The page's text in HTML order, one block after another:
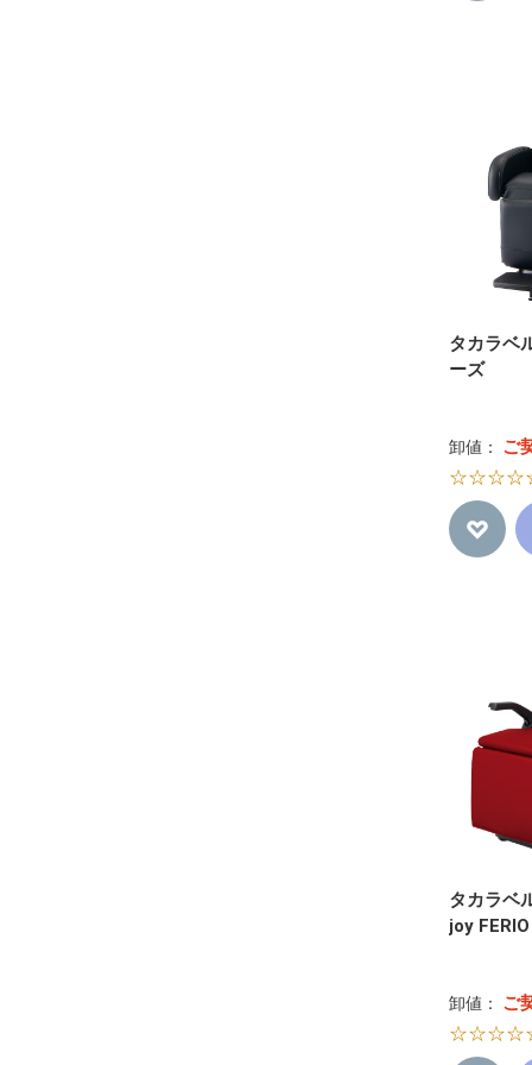
タカラベ
ーズ
卸値： ご
タカラベ
joy
卸値： ご